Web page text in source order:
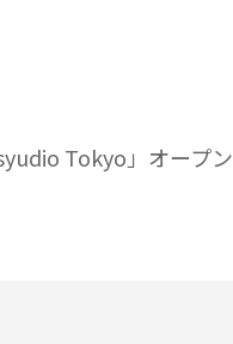
Tokyo」オープン